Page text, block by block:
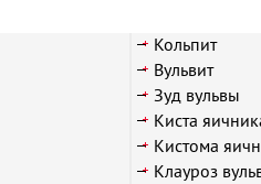
Кольпит
Вульвит
Зуд вульвы
Киста
Кистома
Клауроз